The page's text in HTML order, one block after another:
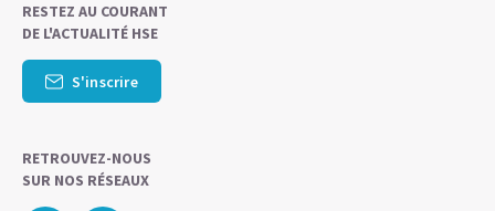
RESTEZ AU COURANT
DE L'ACTUALITÉ HSE
S'inscrire
RETROUVEZ-NOUS
SUR NOS RÉSEAUX